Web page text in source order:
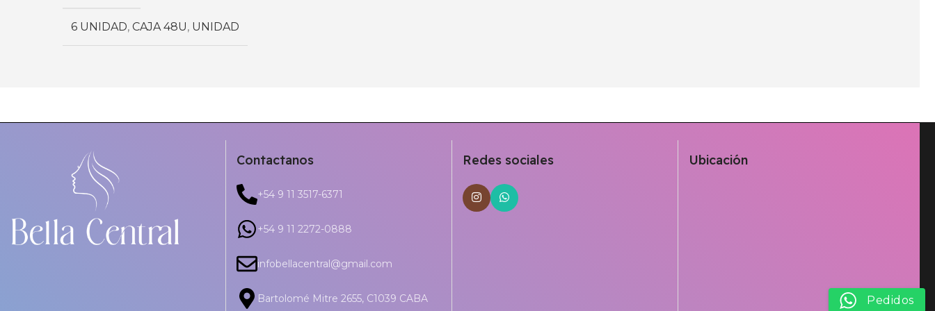
6 UNIDAD, CAJA 48U, UNIDAD
Contactanos
+54 9 11 3517-6371
+54 9 11 2272-0888
infobellacentral@gmail.com
Bartolomé Mitre 2655, C1039 CABA
Redes sociales Ubicación
Pedidos